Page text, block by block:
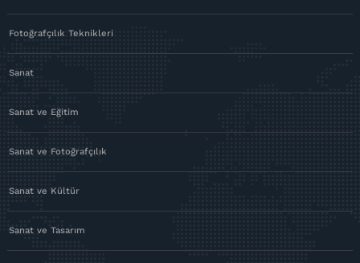
Fotoğrafçılık Teknikleri
Sanat
Sanat ve Eğitim
Sanat ve Fotoğrafçılık
Sanat ve Kültür
Sanat ve Tasarım